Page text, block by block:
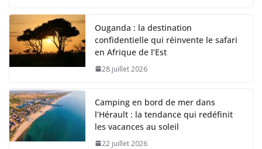
Ouganda : la destination
confidentielle qui réinvente le safari
en Afrique de l’Est
28 juillet 2026
Camping en bord de mer dans
l’Hérault : la tendance qui redéfinit
les vacances au soleil
22 juillet 2026